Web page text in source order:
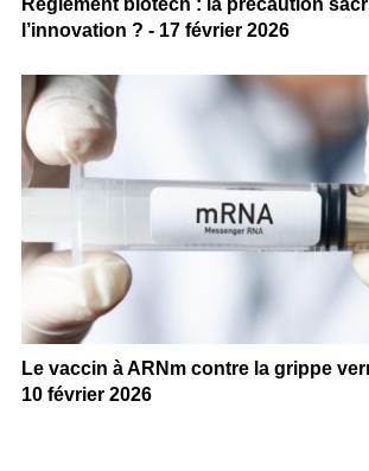
Règlement biotech : la précaution
l’innovation ? - 17 février 2026
Le vaccin à ARNm contre la grippe
10 février 2026